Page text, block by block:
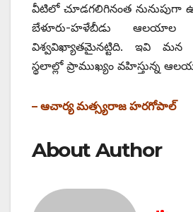
వీటిలో చూడగలిగినంత నునుపుగా
బేళూరు-హళేబీడు ఆలయాల
విశ్వవిఖ్యాతమైనట్టిది. ఇవి మన
స్థలాల్లో ప్రాముఖ్యం వహిస్తున్న
– ఆచార్య మత్స్యరాజ హరగోపాల్‌
About Author